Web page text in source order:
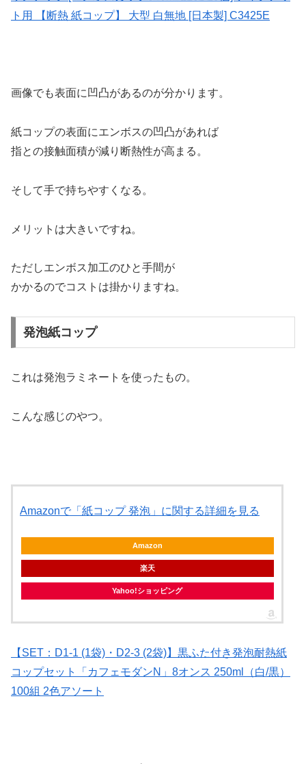
ト用 【断熱 紙コップ】 大型 白無地 [日本製] C3425E
画像でも表面に凹凸があるのが分かります。
紙コップの表面にエンボスの凹凸があれば
指との接触面積が減り断熱性が高まる。
そして手で持ちやすくなる。
メリットは大きいですね。
ただしエンボス加工のひと手間が
かかるのでコストは掛かりますね。
発泡紙コップ
これは発泡ラミネートを使ったもの。
こんな感じのやつ。
Amazonで「紙コップ 発泡」に関する詳細を見る
Amazon
楽天
Yahoo!ショッピング
【SET：D1-1 (1袋)・D2-3 (2袋)】黒ふた付き発泡耐熱紙
コップセット「カフェモダンN」8オンス 250ml（白/黒）
100組 2色アソート